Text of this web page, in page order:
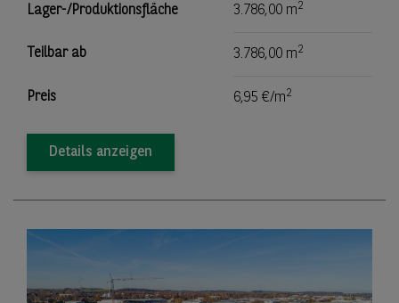
Lager-/Produktionsfläche 3.786,00 m2
Teilbar ab 3.786,00 m2
Preis 6,95 €/m2
Details anzeigen